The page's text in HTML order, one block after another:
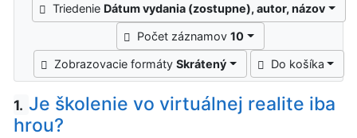
Triedenie Dátum vydania (zostupne), autor, názov
Počet záznamov10
Zobrazovacie formátySkrátený Do košíka
1. Je školenie vo virtuálnej realite iba
hrou?